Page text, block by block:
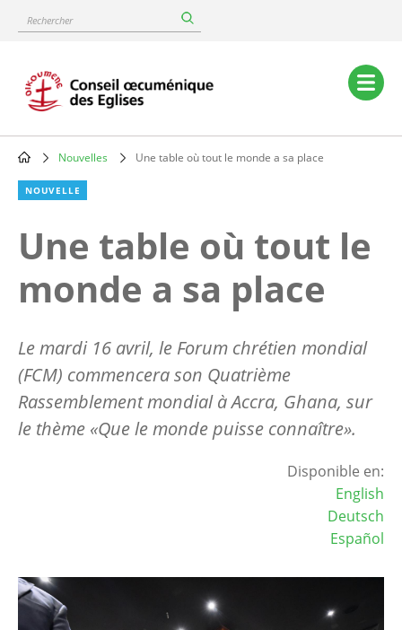
content
Rechercher
Main
navigation
Breadcrumb
Nouvelles Une table où tout le monde a sa place
NOUVELLE
Une table où tout le
monde a sa place
Le mardi 16 avril, le Forum chrétien mondial
(FCM) commencera son Quatrième
Rassemblement mondial à Accra, Ghana, sur
le thème «Que le monde puisse connaître».
Disponible en:
English
Deutsch
Español
Image